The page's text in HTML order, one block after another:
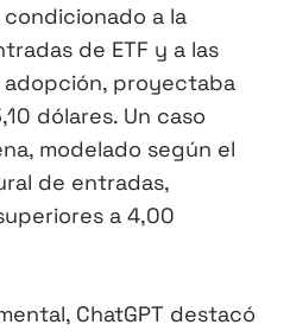
a la
de ETF y a las
proyectaba
dólares. Un caso
modelado según el
de entradas,
a 4,00
ChatGPT destacó